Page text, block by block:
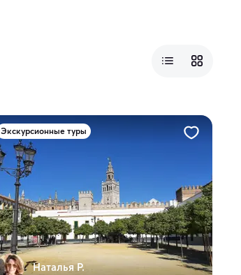
Экскурсионные туры
Наталья Р.